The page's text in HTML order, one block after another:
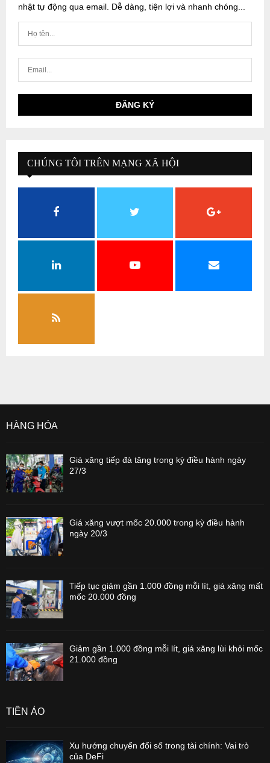
nhật tự động qua email. Dễ dàng, tiện lợi và nhanh chóng...
CHÚNG TÔI TRÊN MẠNG XÃ HỘI
HÀNG HÓA
Giá xăng tiếp đà tăng trong kỳ điều hành ngày
27/3
Giá xăng vượt mốc 20.000 trong kỳ điều hành
ngày 20/3
Tiếp tục giảm gần 1.000 đồng mỗi lít, giá xăng mất
mốc 20.000 đồng
Giảm gần 1.000 đồng mỗi lít, giá xăng lùi khỏi mốc
21.000 đồng
TIỀN ẢO
Xu hướng chuyển đổi số trong tài chính: Vai trò
của DeFi